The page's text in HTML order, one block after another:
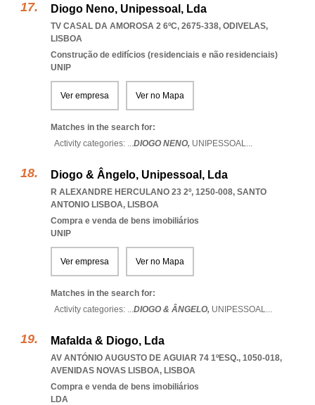
Diogo Neno, Unipessoal, Lda
TV CASAL DA AMOROSA 2 6ºC, 2675-338, ODIVELAS,
LISBOA
Construção de edifícios (residenciais e não residenciais)
UNIP
Ver empresa Ver no Mapa
Matches in the search for:
Activity categories: ...DIOGO NENO, UNIPESSOAL...
Diogo & Ângelo, Unipessoal, Lda
R ALEXANDRE HERCULANO 23 2º, 1250-008, SANTO
ANTONIO LISBOA, LISBOA
Compra e venda de bens imobiliários
UNIP
Ver empresa Ver no Mapa
Matches in the search for:
Activity categories: ...DIOGO & ÂNGELO, UNIPESSOAL...
Mafalda & Diogo, Lda
AV ANTÓNIO AUGUSTO DE AGUIAR 74 1ºESQ., 1050-018,
AVENIDAS NOVAS LISBOA, LISBOA
Compra e venda de bens imobiliários
LDA